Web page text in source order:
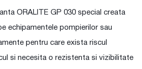
ORALITE GP 030 special creata
echipamentele pompierilor sau
pentru care exista riscul
si necesita o rezistenta si vizibilitate